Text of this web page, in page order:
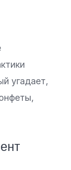
угадает,